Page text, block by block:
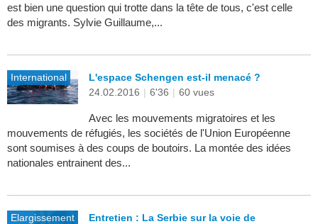
est bien une question qui trotte dans la tête de tous, c'est celle
des migrants. Sylvie Guillaume,...
International
L'espace Schengen est-il menacé ?
24.02.2016 | 6'36 | 60 vues
Avec les mouvements migratoires et les
mouvements de réfugiés, les sociétés de l'Union Européenne
sont soumises à des coups de boutoirs. La montée des idées
nationales entrainent des...
Elargissement
Entretien : La Serbie sur la voie de